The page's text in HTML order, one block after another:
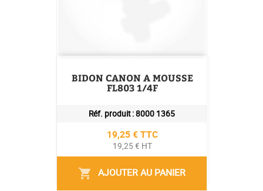
BIDON CANON A MOUSSE
FL803 1/4F
Réf. produit :8000 1365
Prix
19,25 € TTC
19,25 € HT
shopping_cart AJOUTER AU PANIER